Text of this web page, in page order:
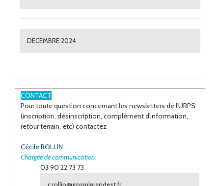
DECEMBRE 2024
CONTACT
Pour toute question concernant les newsletters de l'URPS
(inscription, désinscription, complément d'information,
retour terrain, etc) contactez
Cécile ROLLIN
Chargée de communication
03 90 22 73 73